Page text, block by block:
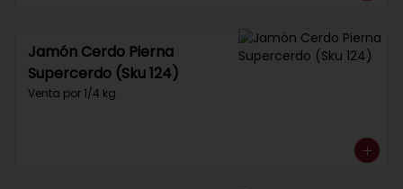
Jamón Cerdo Pierna
Supercerdo (Sku 124)
Venta por 1/4 kg.